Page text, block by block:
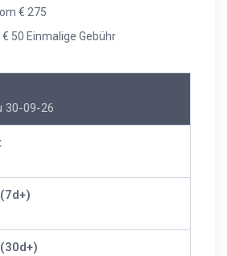
€ 275
€ 50 Einmalige Gebühr
30-09-26